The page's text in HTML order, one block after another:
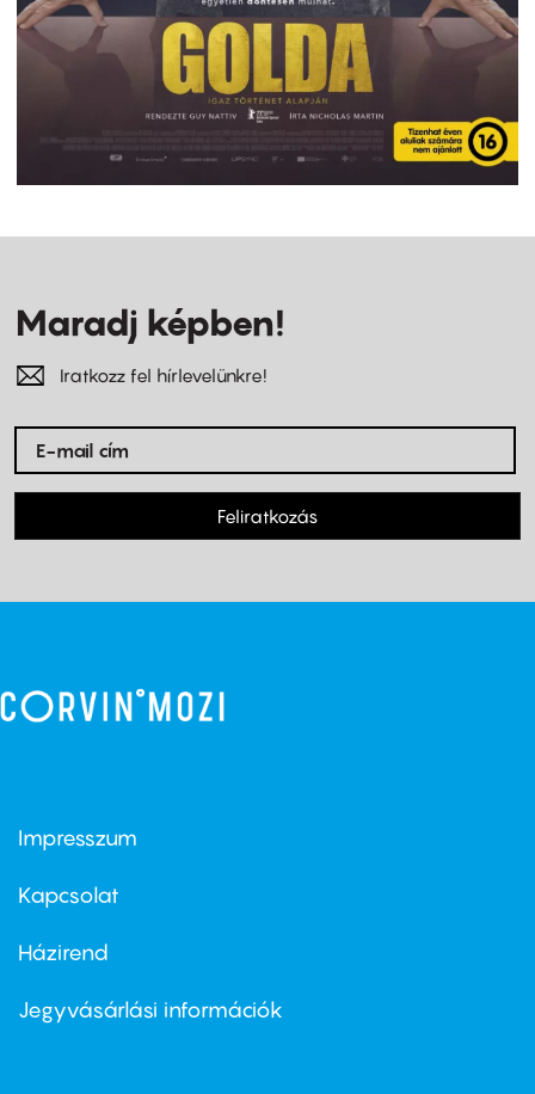
Maradj képben!
Iratkozz fel hírlevelünkre!
Feliratkozás
Footer
first
Impresszum
Kapcsolat
Footer
second
Házirend
Jegyvásárlási információk